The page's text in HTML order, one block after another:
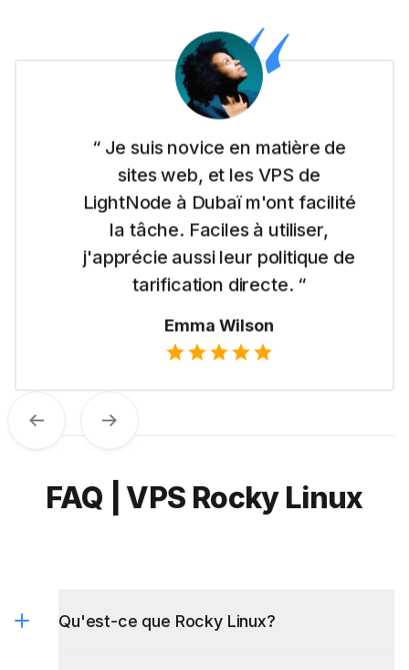
“ Je suis novice en matière de
sites web, et les VPS de
LightNode à Dubaï m'ont facilité
la tâche. Faciles à utiliser,
j'apprécie aussi leur politique de
tarification directe. “
Emma Wilson
Previous Next
FAQ | VPS Rocky Linux
Qu'est-ce que Rocky Linux?